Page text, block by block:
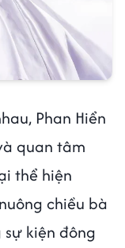
Phan Hiển
quan tâm
thể hiện
chiều bà
kiện đông